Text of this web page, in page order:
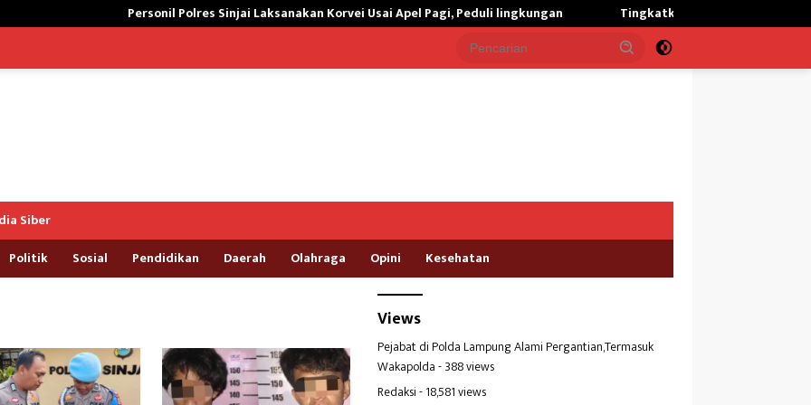
Personil Polres Sinjai Laksanakan Korvei Usai Apel Pagi, Peduli lingkungan Tingkatkan Kualitas Kesehatan
Siber
Politik Sosial Pendidikan Daerah Olahraga Opini Kesehatan
Views
Pejabat di Polda Lampung Alami Pergantian,Termasuk
Wakapolda- 388 views
Redaksi- 18,581 views